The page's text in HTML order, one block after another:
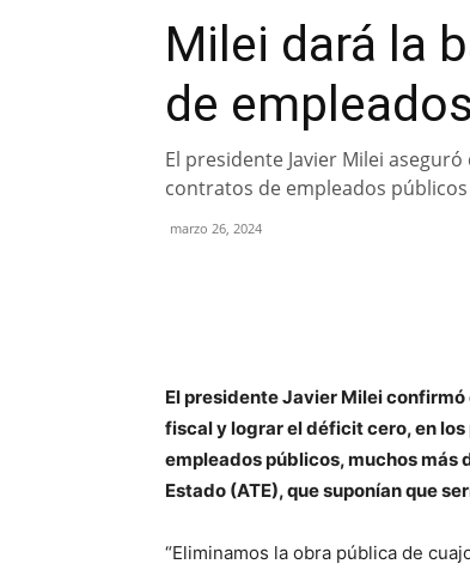
Milei dará la
de
El presidente Javier Milei
contratos de empleados
marzo 26, 2024
El presidente Javier Milei
fiscal y lograr el déficit cero, en
empleados públicos, muchos más
Estado (ATE), que suponían que
“Eliminamos la obra pública de